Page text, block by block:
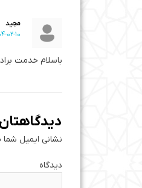
مجید
1404-02-10
باسلام خدمت
نشانی ایمیل